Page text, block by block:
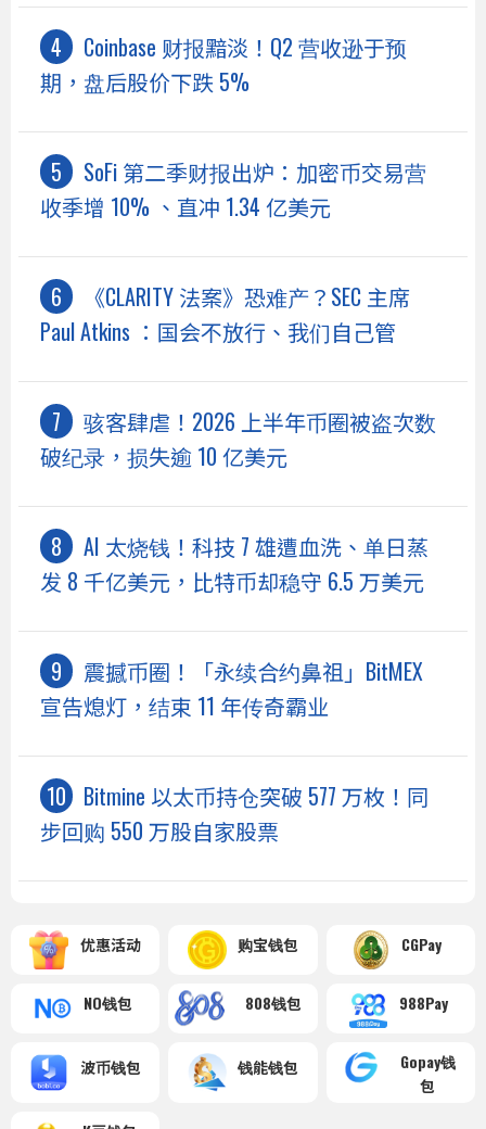
Coinbase 财报黯淡！Q2 营收逊于预
期，盘后股价下跌 5%
SoFi 第二季财报出炉：加密币交易营
收季增 10% 、直冲 1.34 亿美元
《CLARITY 法案》恐难产？SEC 主席
Paul Atkins ：国会不放行、我们自己管
骇客肆虐！2026 上半年币圈被盗次数
破纪录，损失逾 10 亿美元
AI 太烧钱！科技 7 雄遭血洗、单日蒸
发 8 千亿美元，比特币却稳守 6.5 万美元
震撼币圈！「永续合约鼻祖」BitMEX
宣告熄灯，结束 11 年传奇霸业
Bitmine 以太币持仓突破 577 万枚！同
步回购 550 万股自家股票
优惠活动 购宝钱包 CGPay
NO钱包 808钱包 988Pay
波币钱包 钱能钱包
Gopay钱
包